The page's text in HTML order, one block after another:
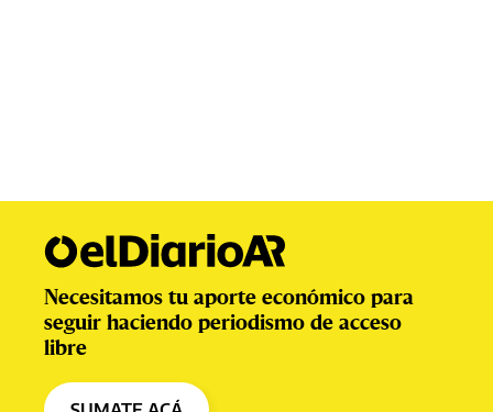
Necesitamos tu aporte económico para
seguir haciendo periodismo de acceso
libre